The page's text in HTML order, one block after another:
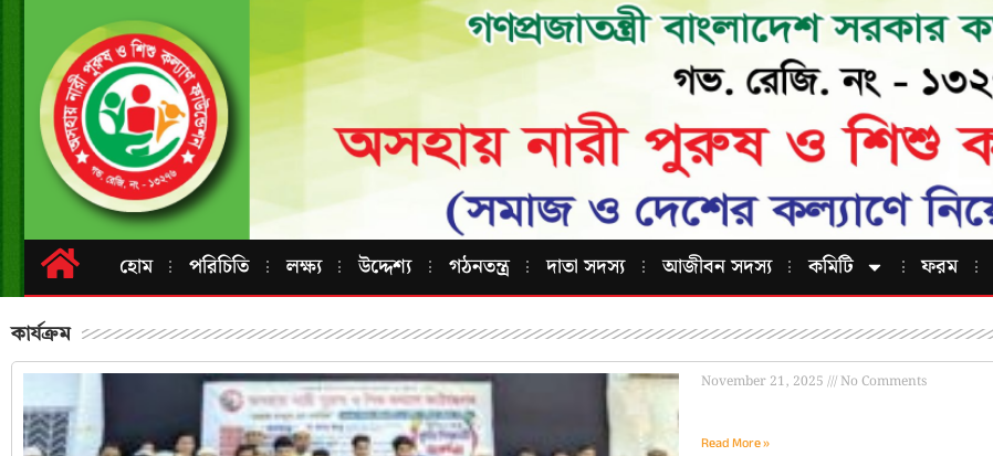
হোম পরিচিতি লক্ষ্য উদ্দেশ্য গঠনতন্ত্র দাতা সদস্য আজীবন সদস্য কমিটি ফরম
কার্যক্রম
November 21, 2025 No Comments
Read More »